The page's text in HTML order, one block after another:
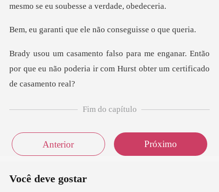
mesmo se eu
e ele não consegui
ar. Então
por que eu não poderia ir com Hur
Fim do capítulo
Anterior Próximo
Você deve gostar